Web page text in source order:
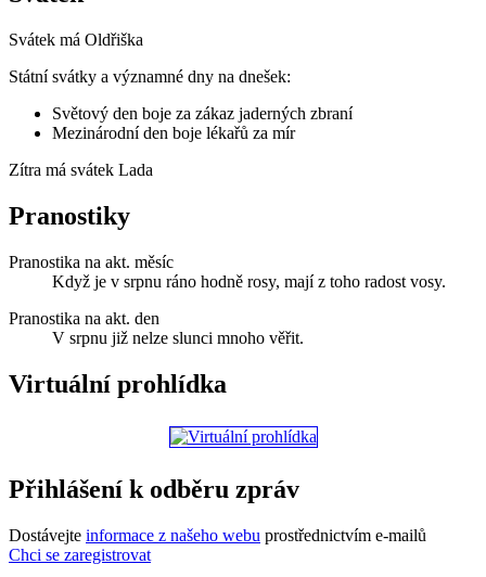
Svátek má Oldřiška
Státní svátky a významné dny na dnešek:
Světový den boje za zákaz jaderných zbraní
Mezinárodní den boje lékařů za mír
Zítra má svátek Lada
Pranostiky
Pranostika na akt. měsíc
Když je v srpnu ráno hodně rosy, mají z toho radost vosy.
Pranostika na akt. den
V srpnu již nelze slunci mnoho věřit.
Virtuální prohlídka
Přihlášení k odběru zpráv
Dostávejte informace z našeho webu prostřednictvím e-mailů
Chci se zaregistrovat